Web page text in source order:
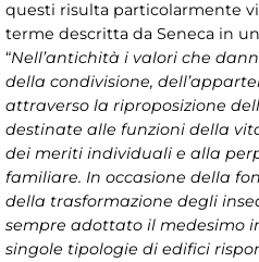
questi risulta particolarmente
terme descritta da Seneca in
“Nell’antichità i valori che
della condivisione,
attraverso la riproposizione
destinate alle funzioni della
dei meriti individuali e alla
familiare. In occasione della
della trasformazione degli
sempre adottato il medesimo
singole tipologie di edifici